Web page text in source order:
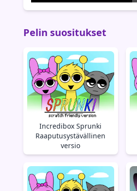
Pelin suositukset
Incredibox Sprunki
Raaputusystävällinen
versio